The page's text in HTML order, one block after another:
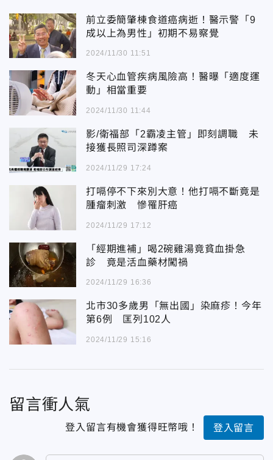
前立委簡肇棟食道癌病逝！醫示警「9
成以上為男性」初期不易察覺
2024/11/30 11:51
冬天心血管疾病風險高！醫曝「適度運
動」相當重要
2024/11/30 11:44
影/衛福部「2霸凌主管」即刻調職 未
接獲長照司深蹲案
2024/11/29 17:24
打嗝停不下來別大意！他打嗝不斷竟是
腫瘤刺激 慘罹肝癌
2024/11/29 17:12
「經期進補」喝2碗雞湯竟貧血掛急
診 竟是活血藥材闖禍
2024/11/29 16:36
北市30多歲男「無出國」染麻疹！今年
第6例 匡列102人
2024/11/29 15:16
留言衝人氣
登入留言有機會獲得旺幣哦！ 登入留言